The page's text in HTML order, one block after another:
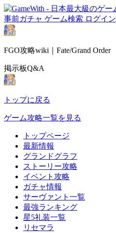
事前ガチャ ゲーム検索 ログイン
FGO攻略wiki｜Fate/Grand Order
掲示板Q&A
トップに戻る
ゲーム攻略一覧を見る
トップページ
最新情報
グランドグラフ
ストーリー攻略
イベント攻略
ガチャ情報
サーヴァント一覧
最強ランキング
星5礼装一覧
リセマラ